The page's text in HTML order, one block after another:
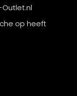
op heeft